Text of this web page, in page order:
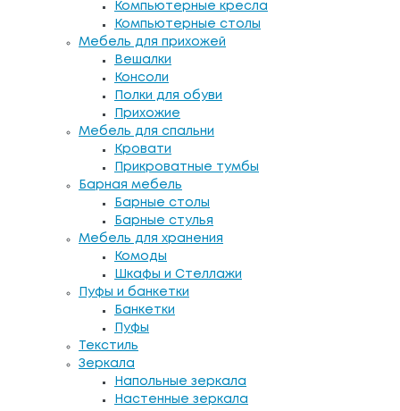
Компьютерные кресла
Компьютерные столы
Мебель для прихожей
Вешалки
Консоли
Полки для обуви
Прихожие
Мебель для спальни
Кровати
Прикроватные тумбы
Барная мебель
Барные столы
Барные стулья
Мебель для хранения
Комоды
Шкафы и Стеллажи
Пуфы и банкетки
Банкетки
Пуфы
Текстиль
Зеркала
Напольные зеркала
Настенные зеркала